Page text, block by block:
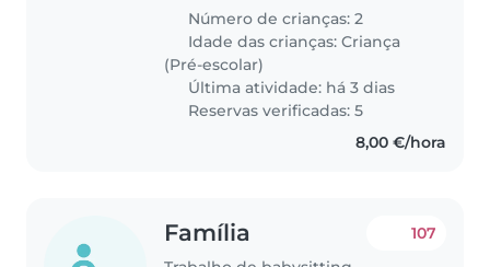
Número de crianças: 2
Idade das crianças:Criança
(Pré-escolar)
Última atividade: há 3 dias
Reservas verificadas: 5
8,00 €/hora
Família 107